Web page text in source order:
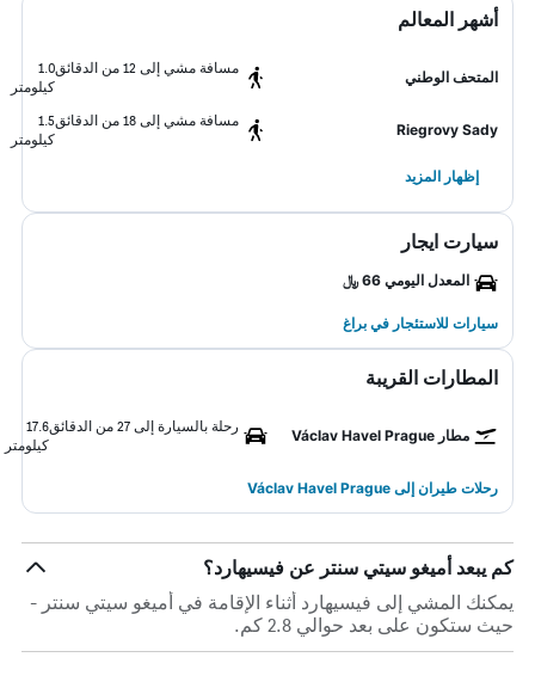
أشهر المعالم
المتحف الوطني
مسافة مشي إلى 12 من الدقائق
1.0
كيلومتر
Riegrovy Sady
مسافة مشي إلى 18 من الدقائق
1.5
كيلومتر
إظهار المزيد
سيارت ايجار
المعدل اليومي 66 ﷼
سيارات للاستئجار في براغ
المطارات القريبة
مطار Václav Havel Prague
رحلة بالسيارة إلى 27 من الدقائق
17.6
كيلومتر
رحلات طيران إلى Václav Havel Prague
كم يبعد أميغو سيتي سنتر عن فيسيهارد؟
يمكنك المشي إلى فيسيهارد أثناء الإقامة في أميغو سيتي سنتر -
حيث ستكون على بعد حوالي 2.8 كم.